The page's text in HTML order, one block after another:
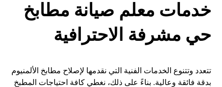
خدمات معلم صيانة مطابخ
حي مشرفة الاحترافية
تتعدد وتتنوع الخدمات الفنية التي نقدمها لإصلاح مطابخ الألمنيوم
بدقة فائقة وعالية. بناءً على ذلك، نغطي كافة احتياجات المطبخ